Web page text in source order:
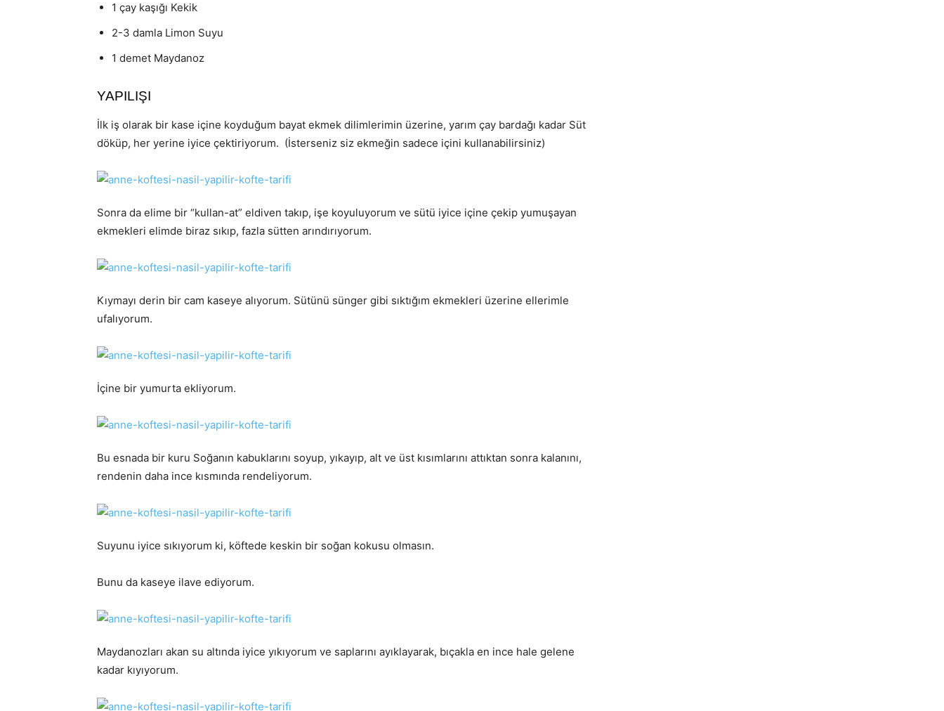
1 çay kaşığı Kekik
2-3 damla Limon Suyu
1 demet Maydanoz
YAPILIŞI
İlk iş olarak bir kase içine koyduğum bayat ekmek dilimlerimin üzerine, yarım çay bardağı kadar Süt
döküp, her yerine iyice çektiriyorum. (İsterseniz siz ekmeğin sadece içini kullanabilirsiniz)
Sonra da elime bir “kullan-at” eldiven takıp, işe koyuluyorum ve sütü iyice içine çekip yumuşayan
ekmekleri elimde biraz sıkıp, fazla sütten arındırıyorum.
Kıymayı derin bir cam kaseye alıyorum. Sütünü sünger gibi sıktığım ekmekleri üzerine ellerimle
ufalıyorum.
İçine bir yumurta ekliyorum.
Bu esnada bir kuru Soğanın kabuklarını soyup, yıkayıp, alt ve üst kısımlarını attıktan sonra kalanını,
rendenin daha ince kısmında rendeliyorum.
Suyunu iyice sıkıyorum ki, köftede keskin bir soğan kokusu olmasın.
Bunu da kaseye ilave ediyorum.
Maydanozları akan su altında iyice yıkıyorum ve saplarını ayıklayarak, bıçakla en ince hale gelene
kadar kıyıyorum.